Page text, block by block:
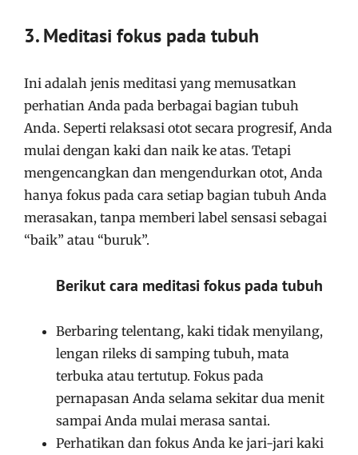
3. Meditasi fokus pada tubuh
Ini adalah jenis meditasi yang memusatkan
perhatian Anda pada berbagai bagian tubuh
Anda. Seperti relaksasi otot secara progresif, Anda
mulai dengan kaki dan naik ke atas. Tetapi
mengencangkan dan mengendurkan otot, Anda
hanya fokus pada cara setiap bagian tubuh Anda
merasakan, tanpa memberi label sensasi sebagai
“baik” atau “buruk”.
Berikut cara meditasi fokus pada tubuh
Berbaring telentang, kaki tidak menyilang,
lengan rileks di samping tubuh, mata
terbuka atau tertutup. Fokus pada
pernapasan Anda selama sekitar dua menit
sampai Anda mulai merasa santai.
Perhatikan dan fokus Anda ke jari-jari kaki